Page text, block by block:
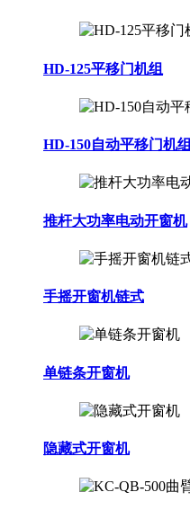
HD-125平移门机组
HD-150自动平移门机组
推杆大功率电动开窗机
手摇开窗机链式
单链条开窗机
隐藏式开窗机